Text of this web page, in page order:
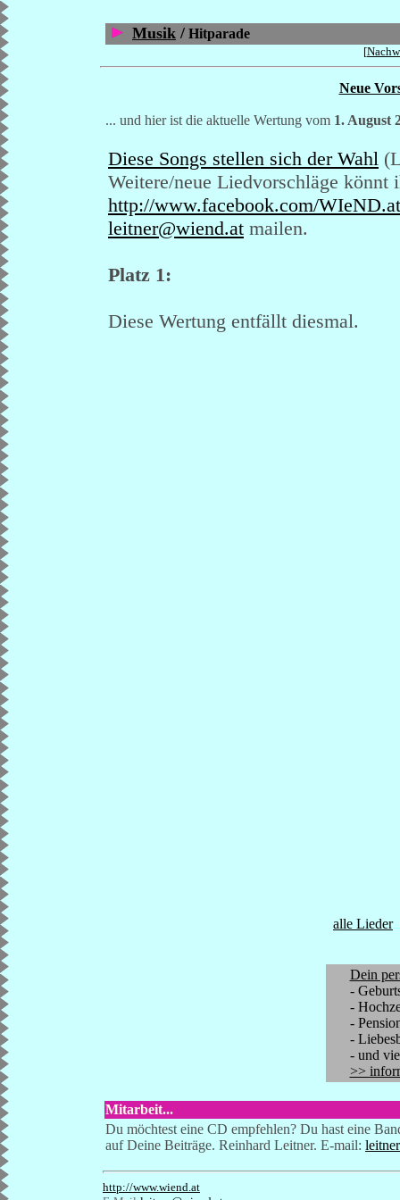
Musik / Hitparade
[
Neue
... und hier ist die aktuelle Wertung vom 1. August
Diese Songs stellen sich der Wahl
Weitere/neue Liedvorschläge könnt
http://www.facebook.com/WIeND.at
leitner@wiend.at mailen.
Platz 1:
Diese Wertung entfällt diesmal.
alle Lieder
Dein
-
-
-
-
- und
>>
Mitarbeit...
Du möchtest eine CD empfehlen? Du hast eine
auf Deine Beiträge. Reinhard Leitner. E-mail:
http://www.wiend.at